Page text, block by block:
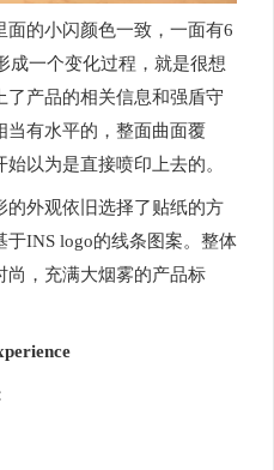
的小闪颜色一致，一面有6
成一个变化过程，就是很想
了产品的相关信息和强盾守
当有水平的，整面曲面覆
以为是直接喷印上去的。
的外观依旧选择了贴纸的方
INS logo的线条图案。整体
尚，充满大烟雾的产品标